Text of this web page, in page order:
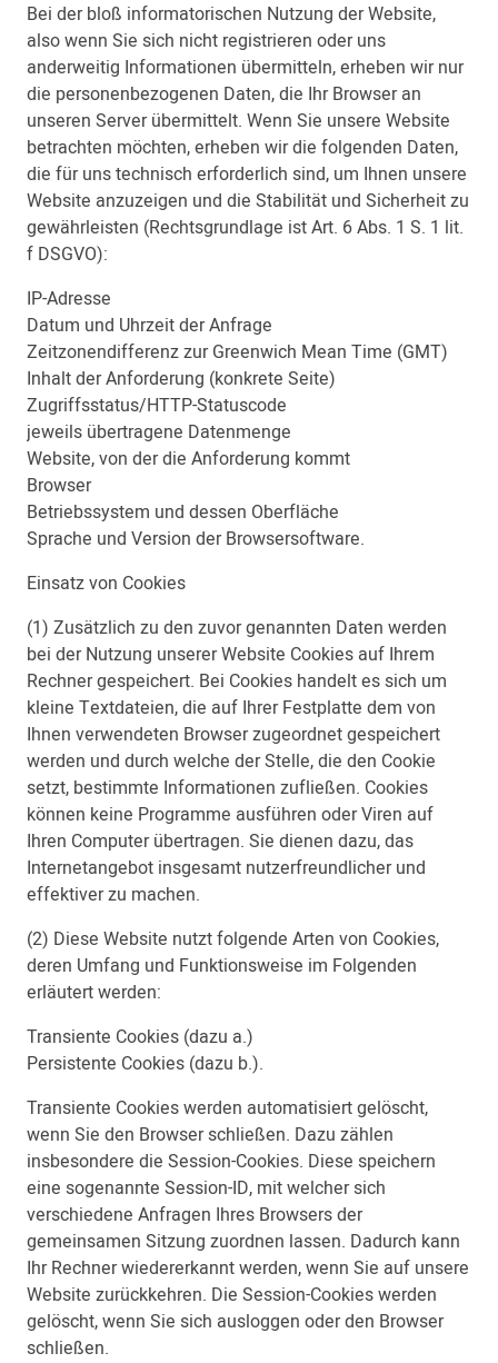
Bei der bloß informatorischen Nutzung der Website,
also wenn Sie sich nicht registrieren oder uns
anderweitig Informationen übermitteln, erheben wir nur
die personenbezogenen Daten, die Ihr Browser an
unseren Server übermittelt. Wenn Sie unsere Website
betrachten möchten, erheben wir die folgenden Daten,
die für uns technisch erforderlich sind, um Ihnen unsere
Website anzuzeigen und die Stabilität und Sicherheit zu
gewährleisten (Rechtsgrundlage ist Art. 6 Abs. 1 S. 1 lit.
f DSGVO):
IP-Adresse
Datum und Uhrzeit der Anfrage
Zeitzonendifferenz zur Greenwich Mean Time (GMT)
Inhalt der Anforderung (konkrete Seite)
Zugriffsstatus/HTTP-Statuscode
jeweils übertragene Datenmenge
Website, von der die Anforderung kommt
Browser
Betriebssystem und dessen Oberfläche
Sprache und Version der Browsersoftware.
Einsatz von Cookies
(1) Zusätzlich zu den zuvor genannten Daten werden
bei der Nutzung unserer Website Cookies auf Ihrem
Rechner gespeichert. Bei Cookies handelt es sich um
kleine Textdateien, die auf Ihrer Festplatte dem von
Ihnen verwendeten Browser zugeordnet gespeichert
werden und durch welche der Stelle, die den Cookie
setzt, bestimmte Informationen zufließen. Cookies
können keine Programme ausführen oder Viren auf
Ihren Computer übertragen. Sie dienen dazu, das
Internetangebot insgesamt nutzerfreundlicher und
effektiver zu machen.
(2) Diese Website nutzt folgende Arten von Cookies,
deren Umfang und Funktionsweise im Folgenden
erläutert werden:
Transiente Cookies (dazu a.)
Persistente Cookies (dazu b.).
Transiente Cookies werden automatisiert gelöscht,
wenn Sie den Browser schließen. Dazu zählen
insbesondere die Session-Cookies. Diese speichern
eine sogenannte Session-ID, mit welcher sich
verschiedene Anfragen Ihres Browsers der
gemeinsamen Sitzung zuordnen lassen. Dadurch kann
Ihr Rechner wiedererkannt werden, wenn Sie auf unsere
Website zurückkehren. Die Session-Cookies werden
gelöscht, wenn Sie sich ausloggen oder den Browser
schließen.